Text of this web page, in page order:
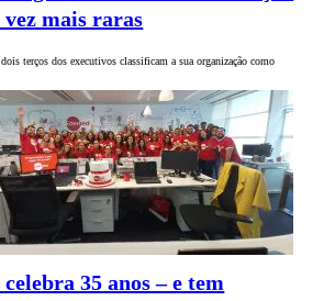
vez mais raras
terços dos executivos classificam a sua organização como
35 anos – e tem